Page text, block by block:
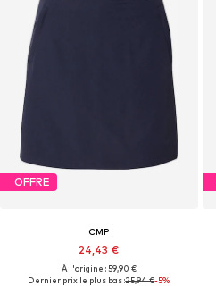
OFFRE
CMP
24,43 €
À l'origine : 59,90 €
Dernier prix le plus bas :25,94 €-5%